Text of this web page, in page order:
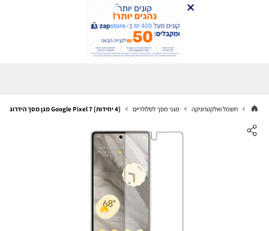
חשמל ואלקטרוניקה מגני מסך לסלולריים [4 יחידות] Google Pixel 7 מגן מסך הידרוג'ל שקוף (סיליקון) סקרין מובייל